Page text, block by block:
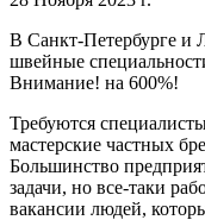
В Санкт-Петербурге и
швейные
Внимание! на 600%!
Требуются
мастерские частных
Большинство
задачи, но все-таки
вакансии людей,